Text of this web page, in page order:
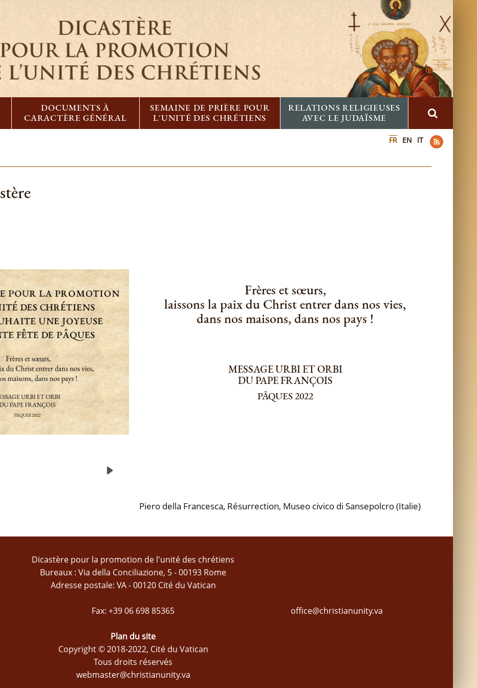
DOCUMENTS À
CARACTÈRE GÉNÉRAL
SEMAINE DE PRIÈRE POUR
L'UNITÉ DES CHRÉTIENS
RELATIONS RELIGIEUSES
AVEC LE JUDAÏSME
FR EN IT
Frères et sœurs,
laissons la paix du Christ entrer dans nos vies,
dans nos maisons, dans nos pays !
MESSAGE URBI ET ORBI
DU PAPE FRANÇOIS
PÂQUES 2022
Piero della Francesca, Résurrection, Museo civico di Sansepolcro (Italie)
Dicastère pour la promotion de l'unité des chrétiens
Bureaux : Via della Conciliazione, 5 - 00193 Rome
Adresse postale: VA - 00120 Cité du Vatican
Fax: +39 06 698 85365 office@christianunity.va
Plan du site
Copyright © 2018-2022, Cité du Vatican
Tous droits réservés
webmaster@christianunity.va